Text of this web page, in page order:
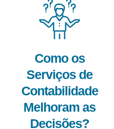
Como os
Serviços de
Contabilidade
Melhoram as
Decisões?